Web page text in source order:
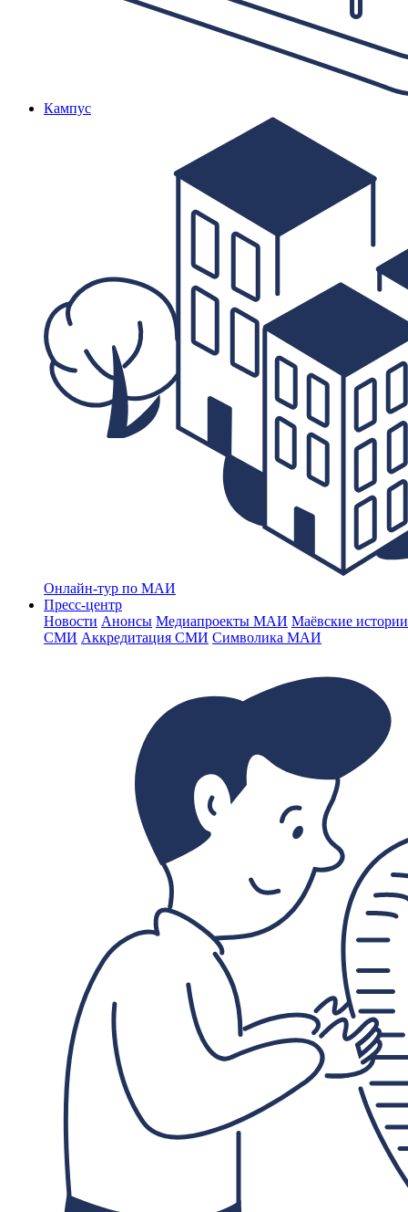
Кампус
Онлайн-тур по МАИ
Пресс-центр
Новости Анонсы Медиапроекты МАИ Маёвские
СМИ Аккредитация СМИ Символика МАИ